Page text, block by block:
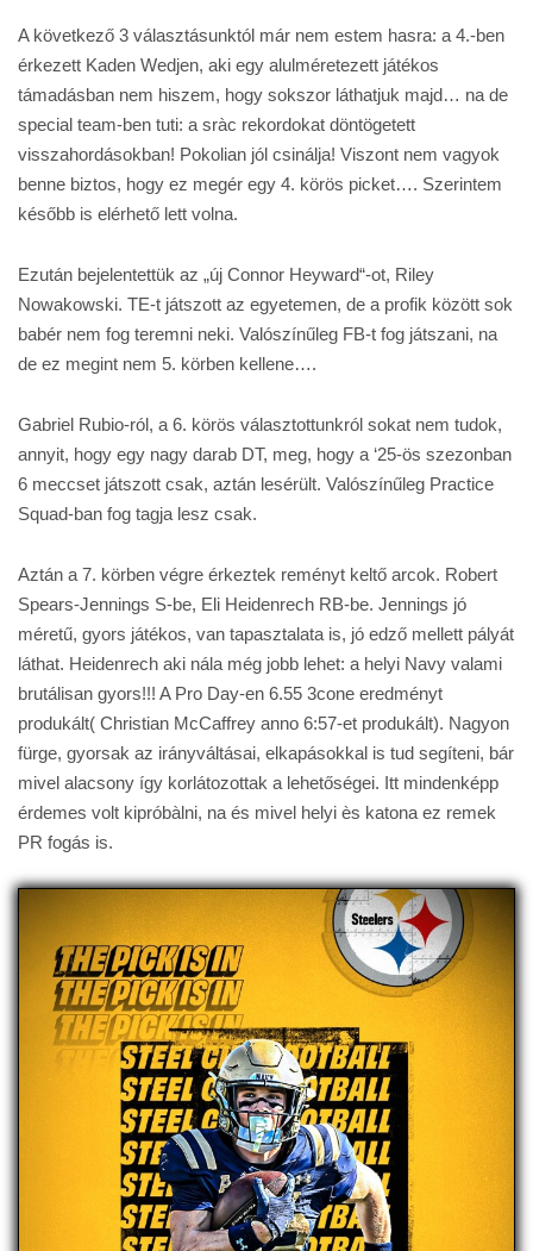
A következő 3 választásunktól már nem estem hasra: a 4.-ben
érkezett Kaden Wedjen, aki egy alulméretezett játékos
támadásban nem hiszem, hogy sokszor láthatjuk majd… na de
special team-ben tuti: a sràc rekordokat döntögetett
visszahordásokban! Pokolian jól csinálja! Viszont nem vagyok
benne biztos, hogy ez megér egy 4. körös picket…. Szerintem
később is elérhető lett volna.
Ezután bejelentettük az „új Connor Heyward“-ot, Riley
Nowakowski. TE-t játszott az egyetemen, de a profik között sok
babér nem fog teremni neki. Valószínűleg FB-t fog játszani, na
de ez megint nem 5. körben kellene….
Gabriel Rubio-ról, a 6. körös választottunkról sokat nem tudok,
annyit, hogy egy nagy darab DT, meg, hogy a ‘25-ös szezonban
6 meccset játszott csak, aztán lesérült. Valószínűleg Practice
Squad-ban fog tagja lesz csak.
Aztán a 7. körben végre érkeztek reményt keltő arcok. Robert
Spears-Jennings S-be, Eli Heidenrech RB-be. Jennings jó
méretű, gyors játékos, van tapasztalata is, jó edző mellett pályát
láthat. Heidenrech aki nála még jobb lehet: a helyi Navy valami
brutálisan gyors!!! A Pro Day-en 6.55 3cone eredményt
produkált( Christian McCaffrey anno 6:57-et produkált). Nagyon
fürge, gyorsak az irányváltásai, elkapásokkal is tud segíteni, bár
mivel alacsony így korlátozottak a lehetőségei. Itt mindenképp
érdemes volt kipróbàlni, na és mivel helyi ès katona ez remek
PR fogás is.